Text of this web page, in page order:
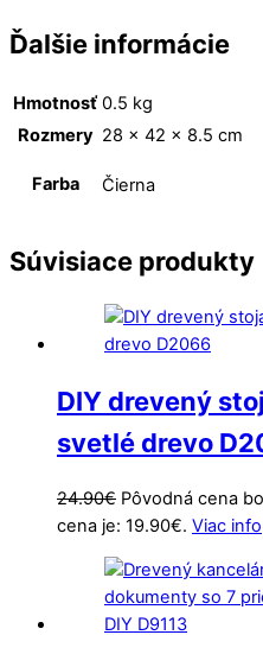
Ďalšie informácie
Hmotnosť 0.5 kg
Rozmery 28 × 42 × 8.5 cm
Farba Čierna
Súvisiace produkty
DIY drevený
svetlé drevo
24.90€ Pôvodná cena
cena je: 19.90€. Viac info